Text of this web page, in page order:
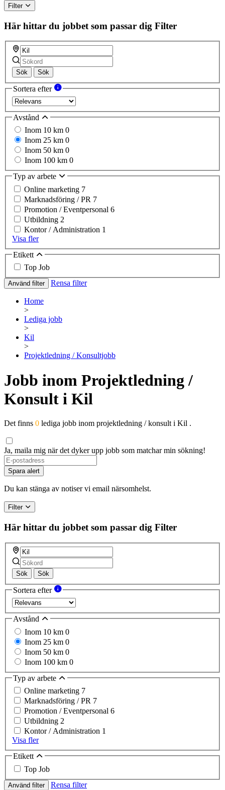
Filter
Här hittar du jobbet som passar dig Filter
Sök Sök
Sortera efter
Avstånd
Inom 10 km 0
Inom 25 km 0
Inom 50 km 0
Inom 100 km 0
Typ av arbete
Online marketing 7
Marknadsföring / PR 7
Promotion / Eventpersonal 6
Utbildning 2
Kontor / Administration 1
Visa fler
Etikett
Top Job
Använd filter Rensa filter
Home
>
Lediga jobb
>
Kil
>
Projektledning / Konsultjobb
Jobb inom Projektledning /
Konsult i Kil
Det finns 0 lediga jobb inom projektledning / konsult i Kil .
Ja, maila mig när det dyker upp jobb som matchar min sökning!
Spara alert
Du kan stänga av notiser vi email närsomhelst.
Filter
Här hittar du jobbet som passar dig Filter
Sök Sök
Sortera efter
Avstånd
Inom 10 km 0
Inom 25 km 0
Inom 50 km 0
Inom 100 km 0
Typ av arbete
Online marketing 7
Marknadsföring / PR 7
Promotion / Eventpersonal 6
Utbildning 2
Kontor / Administration 1
Visa fler
Etikett
Top Job
Använd filter
Rensa filter